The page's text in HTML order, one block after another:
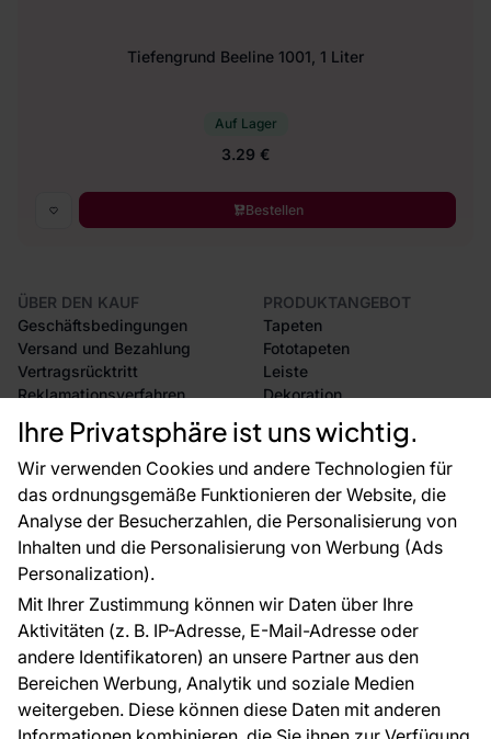
Ihre Privatsphäre ist uns wichtig.
Wir verwenden Cookies und andere Technologien für
das ordnungsgemäße Funktionieren der Website, die
Analyse der Besucherzahlen, die Personalisierung von
Inhalten und die Personalisierung von Werbung (Ads
Personalization).
Mit Ihrer Zustimmung können wir Daten über Ihre
Aktivitäten (z. B. IP-Adresse, E-Mail-Adresse oder
andere Identifikatoren) an unsere Partner aus den
Bereichen Werbung, Analytik und soziale Medien
weitergeben. Diese können diese Daten mit anderen
Tiefengrund Beeline 1001, 1 Liter
Auf Lager
3.29 €
Bestellen
ÜBER DEN KAUF
Geschäftsbedingungen
Versand und Bezahlung
Vertragsrücktritt
Reklamationsverfahren
Rücksendung von Waren
CE-Zertifizierung
Großhandel
Raumvisualisierung
PRODUKTANGEBOT
Tapeten
Fototapeten
Leiste
Dekoration
Selbstklebende Folien
Zubehör
Tapetenmuster
FÜR SIE
Blog
EU-Projekte
Ratschläge und Tipps
FAQ
ÜBER DAS UNTERNEHMEN